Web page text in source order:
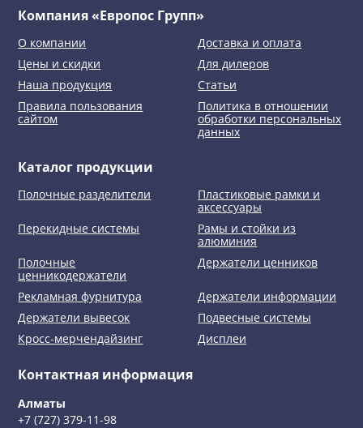
Компания «Европос Групп»
О компании
Доставка и оплата
Цены и скидки
Для дилеров
Наша продукция
Статьи
Правила пользования
сайтом
Политика в отношении
обработки персональных
данных
Каталог продукции
Полочные разделители
Пластиковые рамки и
аксессуары
Перекидные системы
Рамы и стойки из
алюминия
Полочные
ценникодержатели
Держатели ценников
Рекламная фурнитура
Держатели информации
Держатели вывесок
Подвесные системы
Кросс-мерчендайзинг
Дисплеи
Контактная информация
Алматы
+7 (727) 379-11-98